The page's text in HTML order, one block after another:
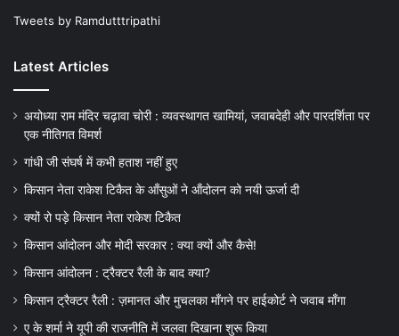
Tweets by Ramdutttripathi
Latest Articles
अयोध्या राम मंदिर चढ़ावा चोरी : व्यवस्थागत खामियां, जवाबदेही और पारदर्शिता पर
एक नीतिगत विमर्श
गांधी जी संघर्ष में कभी हताश नहीं हुए
किसान नेता राकेश टिकैत के आँसुओं ने ऑंदोलन को नयी ऊर्जा दी
क्यों रो पड़े किसान नेता राकेश टिकैत
किसान आंदोलन और मोदी सरकार : क्या क्यों और कैसे!
किसान आंदोलन : ट्रैक्टर रैली के बाद क्या?
किसान ट्रैक्टर रैली : ज़मानत और मुचलका माँगने पर हाईकोर्ट ने जवाब माँगा
ए के शर्मा ने यूपी की राजनीति में जलवा दिखाना शुरू किया